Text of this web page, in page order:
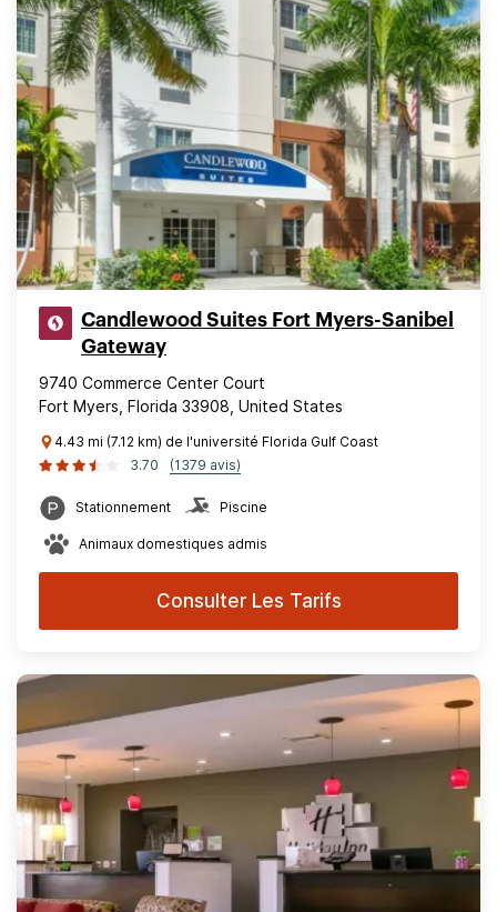
Candlewood Suites Fort Myers-Sanibel
Gateway
9740 Commerce Center Court
Fort Myers, Florida 33908, United States
4.43 mi (7.12 km) de l'université Florida Gulf Coast
3.70
(1379 avis)
Stationnement Piscine
Animaux domestiques admis
Consulter Les Tarifs